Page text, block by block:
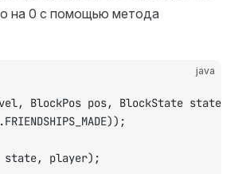
на 0 с помощью метода
java
BlockPos pos, BlockState state,
player);